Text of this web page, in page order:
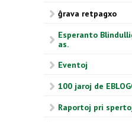
ĝrava retpagxo
Esperanto
as.
Eventoj
100 jaroj de
Raportoj pri